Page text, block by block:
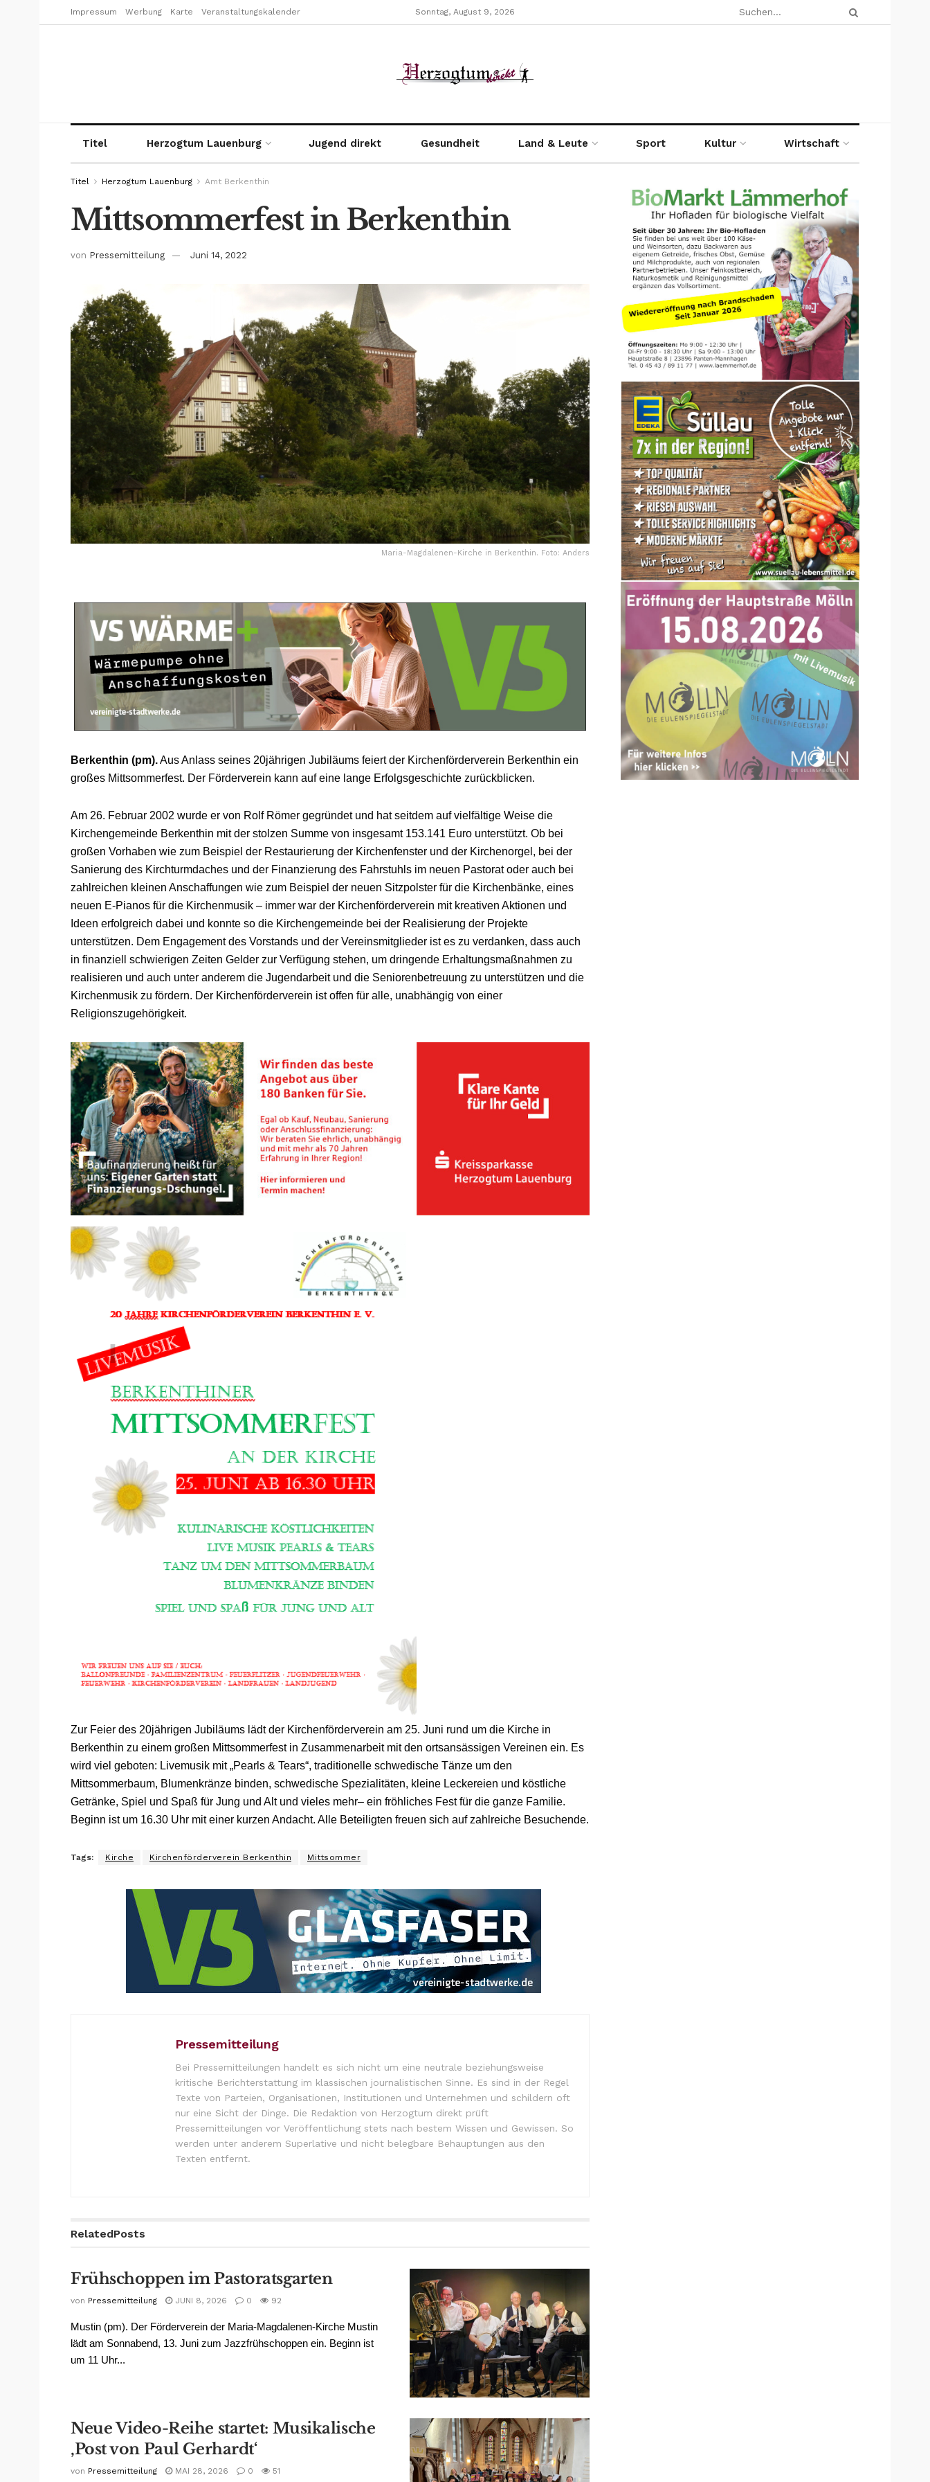
Impressum Werbung Karte Veranstaltungskalender Sonntag, August 9, 2026
Titel Herzogtum Lauenburg Jugend direkt Gesundheit Land & Leute Sport Kultur Wirtschaft
Titel Herzogtum Lauenburg Amt Berkenthin
Mittsommerfest in Berkenthin
von Pressemitteilung Juni 14, 2022
Maria-Magdalenen-Kirche in Berkenthin. Foto: Anders
Berkenthin (pm).Aus Anlass seines 20jährigen Jubiläums feiert der Kirchenförderverein Berkenthin ein
großes Mittsommerfest. Der Förderverein kann auf eine lange Erfolgsgeschichte zurückblicken.
Am 26. Februar 2002 wurde er von Rolf Römer gegründet und hat seitdem auf vielfältige Weise die
Kirchengemeinde Berkenthin mit der stolzen Summe von insgesamt 153.141 Euro unterstützt. Ob bei
großen Vorhaben wie zum Beispiel der Restaurierung der Kirchenfenster und der Kirchenorgel, bei der
Sanierung des Kirchturmdaches und der Finanzierung des Fahrstuhls im neuen Pastorat oder auch bei
zahlreichen kleinen Anschaffungen wie zum Beispiel der neuen Sitzpolster für die Kirchenbänke, eines
neuen E-Pianos für die Kirchenmusik – immer war der Kirchenförderverein mit kreativen Aktionen und
Ideen erfolgreich dabei und konnte so die Kirchengemeinde bei der Realisierung der Projekte
unterstützen. Dem Engagement des Vorstands und der Vereinsmitglieder ist es zu verdanken, dass auch
in finanziell schwierigen Zeiten Gelder zur Verfügung stehen, um dringende Erhaltungsmaßnahmen zu
realisieren und auch unter anderem die Jugendarbeit und die Seniorenbetreuung zu unterstützen und die
Kirchenmusik zu fördern. Der Kirchenförderverein ist offen für alle, unabhängig von einer
Religionszugehörigkeit.
Zur Feier des 20jährigen Jubiläums lädt der Kirchenförderverein am 25. Juni rund um die Kirche in
Berkenthin zu einem großen Mittsommerfest in Zusammenarbeit mit den ortsansässigen Vereinen ein. Es
wird viel geboten: Livemusik mit „Pearls & Tears“, traditionelle schwedische Tänze um den
Mittsommerbaum, Blumenkränze binden, schwedische Spezialitäten, kleine Leckereien und köstliche
Getränke, Spiel und Spaß für Jung und Alt und vieles mehr– ein fröhliches Fest für die ganze Familie.
Beginn ist um 16.30 Uhr mit einer kurzen Andacht. Alle Beteiligten freuen sich auf zahlreiche Besuchende.
Tags: Kirche Kirchenförderverein Berkenthin Mittsommer
Pressemitteilung
Bei Pressemitteilungen handelt es sich nicht um eine neutrale beziehungsweise
kritische Berichterstattung im klassischen journalistischen Sinne. Es sind in der Regel
Texte von Parteien, Organisationen, Institutionen und Unternehmen und schildern oft
nur eine Sicht der Dinge. Die Redaktion von Herzogtum direkt prüft
Pressemitteilungen vor Veröffentlichung stets nach bestem Wissen und Gewissen. So
werden unter anderem Superlative und nicht belegbare Behauptungen aus den
Texten entfernt.
RelatedPosts
Frühschoppen im Pastoratsgarten
von Pressemitteilung JUNI 8, 2026 0 92
Mustin (pm). Der Förderverein der Maria-Magdalenen-Kirche Mustin
lädt am Sonnabend, 13. Juni zum Jazzfrühschoppen ein. Beginn ist
um 11 Uhr...
Neue Video-Reihe startet: Musikalische
‚Post von Paul Gerhardt‘
von Pressemitteilung MAI 28, 2026 0 51